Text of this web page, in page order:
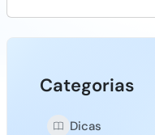
Categorias
Dicas